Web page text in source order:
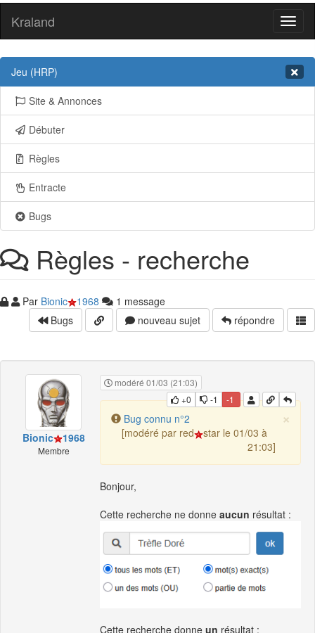
Kraland
Jeu (HRP)
Site & Annonces
Débuter
Règles
Entracte
Bugs
Règles - recherche
Par Bionic 1968
1 message
Bugs
nouveau sujet répondre
Bionic 1968
Membre
modéré 01/03 (21:03)
+0
-1 -1
×
Bug connu n°2
[modéré par red
star le 01/03 à
21:03]
Bonjour,
Cette recherche ne donne aucun résultat :
Cette recherche donne un résultat :